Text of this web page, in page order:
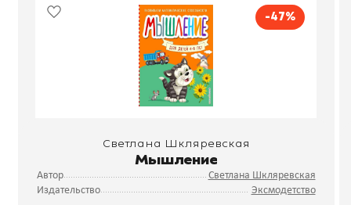
-47%
Светлана Шкляревская
Мышление
Автор
Светлана Шкляревская
Издательство
Эксмодетство